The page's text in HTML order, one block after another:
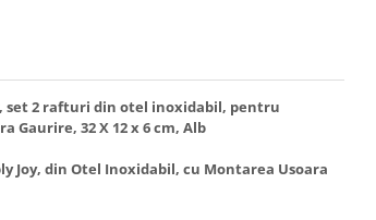
set 2 rafturi din otel inoxidabil, pentru
Gaurire, 32 X 12 x 6 cm, Alb
Joy, din Otel Inoxidabil, cu Montarea Usoara